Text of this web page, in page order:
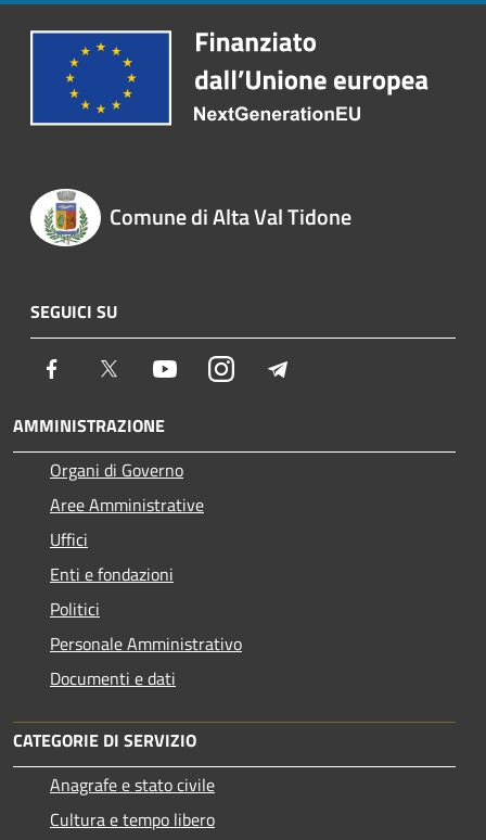
Comune di Alta Val Tidone
SEGUICI SU
Facebook Twitter YoutubeInstagram
AMMINISTRAZIONE
Organi di Governo
Aree Amministrative
Uffici
Enti e fondazioni
Politici
Personale Amministrativo
Documenti e dati
CATEGORIE DI SERVIZIO
Anagrafe e stato civile
Cultura e tempo libero